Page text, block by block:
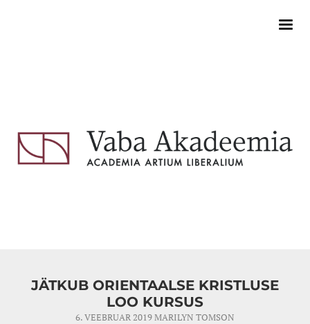
JÄTKUB ORIENTAALSE KRISTLUSE
LOO KURSUS
6. VEEBRUAR 2019MARILYN TOMSON